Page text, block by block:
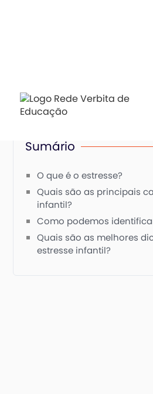
Sumário
O que é o estresse?
Quais são as principais
infantil?
Como podemos
Quais são as melhores
estresse infantil?